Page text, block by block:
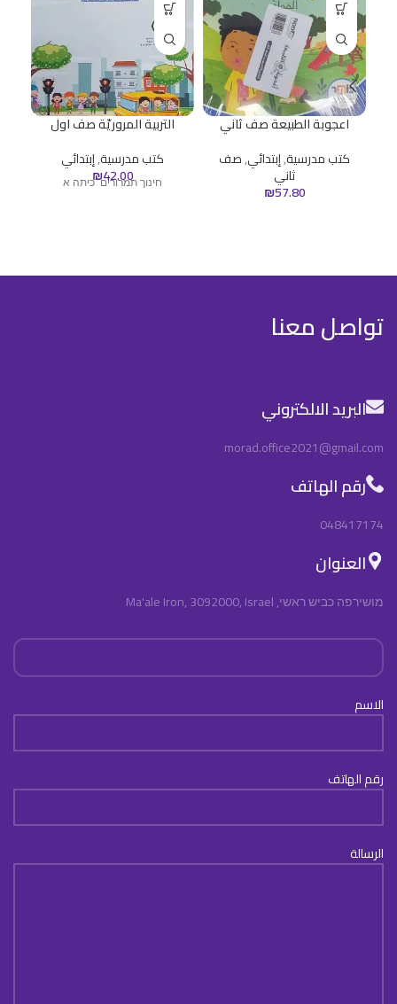
اعجوبة الطبيعة صف ثاني
كتب مدرسية,إبتدائي,صف
ثاني
₪57.80
التربية المروريّة صف اول
كتب مدرسية,إبتدائي
₪42.00
חינוך תמרורים כיתה א
تواصل معنا
البريد الالكتروني
morad.office2021@gmail.com
رقم الهاتف
048417174
العنوان
מושירפה כביש ראשי, Ma'ale Iron, 3092000, Israel
الاسم
رقم الهاتف
الرسالة